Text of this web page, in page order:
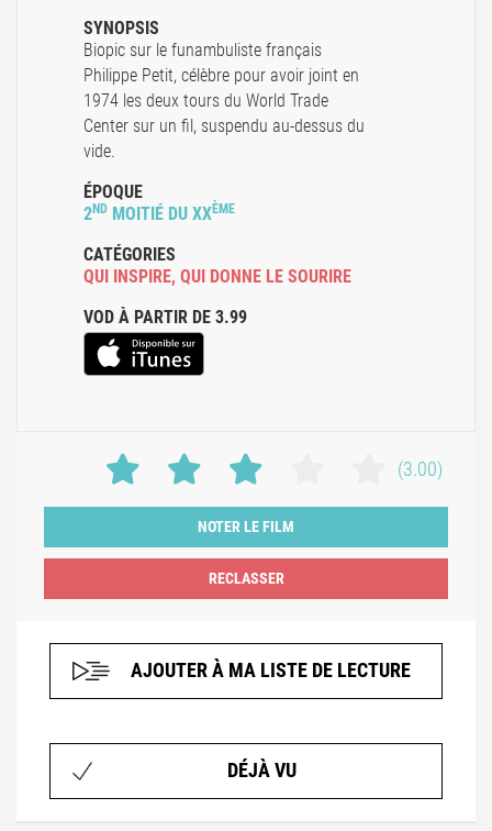
SYNOPSIS
Biopic sur le funambuliste français
Philippe Petit, célèbre pour avoir joint en
1974 les deux tours du World Trade
Center sur un fil, suspendu au-dessus du
vide.
ÉPOQUE
2ND MOITIÉ DU XXÈME
CATÉGORIES
QUI INSPIRE, QUI DONNE LE SOURIRE
VOD À PARTIR DE 3.99
(3.00)
NOTER LE FILM
AJOUTER À MA LISTE DE LECTURE
DÉJÀ VU